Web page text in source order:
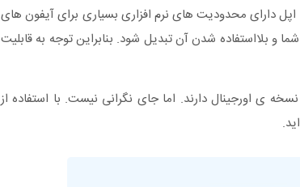
دارای محدودیت های نرم افزاری بسیاری برای آیفون های
و بلااستفاده شدن آن تبدیل شود. بنابراین توجه به قابلیت
ی اورجینال دارند. اما جای نگرانی نیست. با استفاده از